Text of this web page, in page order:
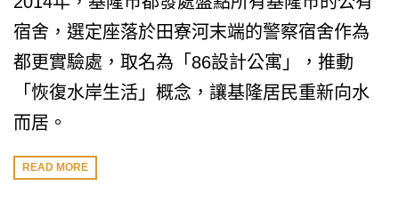
宿舍，選定座落於田寮河末端的警察宿舍作為
都更實驗處，取名為「86設計公寓」，推動
「恢復水岸生活」概念，讓基隆居民重新向水
而居。
READ MORE